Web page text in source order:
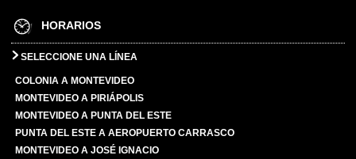
HORARIOS
SELECCIONE UNA LÍNEA
COLONIA A MONTEVIDEO
MONTEVIDEO A PIRIÁPOLIS
MONTEVIDEO A PUNTA DEL ESTE
PUNTA DEL ESTE A AEROPUERTO CARRASCO
MONTEVIDEO A JOSÉ IGNACIO